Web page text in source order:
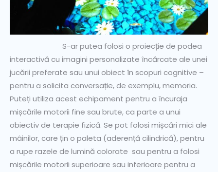
S-ar putea folosi o proiecție de podea
interactivă cu imagini personalizate încărcate ale unei
jucării preferate sau unui obiect în scopuri cognitive –
pentru a solicita conversație, de exemplu, memoria.
Puteți utiliza acest echipament pentru a încuraja
mișcările motorii fine sau brute, ca parte a unui
obiectiv de terapie fizică. Se pot folosi mișcări mici ale
mâinilor, care țin o paleta (aderență cilindrică), pentru
a rupe razele de lumină colorate sau pentru a folosi
mișcările motorii superioare sau inferioare pentru a